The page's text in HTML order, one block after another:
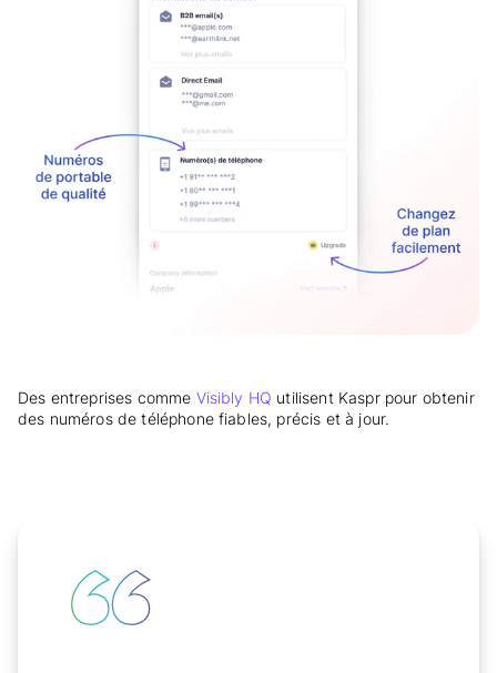
Des entreprises comme Visibly HQ utilisent Kaspr pour obtenir
des numéros de téléphone fiables, précis et à jour.